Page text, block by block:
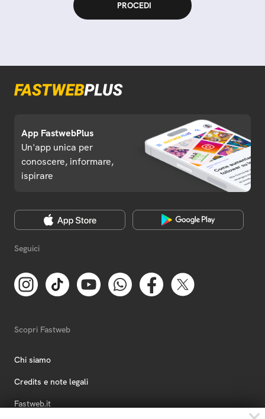
App FastwebPlus
Un'app unica per
conoscere, informare,
ispirare
Seguici
Scopri Fastweb
Chi siamo
Credits e note legali
Fastweb.it